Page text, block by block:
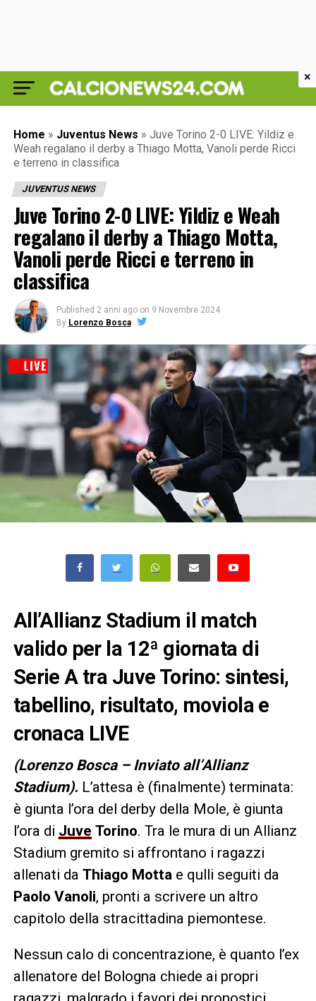
Home » Juventus News » Juve Torino 2-0 LIVE: Yildiz e
Weah regalano il derby a Thiago Motta, Vanoli perde Ricci
e terreno in classifica
JUVENTUS NEWS
Juve Torino 2-0 LIVE: Yildiz e Weah
regalano il derby a Thiago Motta,
Vanoli perde Ricci e terreno in
classifica
Published 2 anni ago on 9 Novembre 2024
By Lorenzo Bosca
All’Allianz Stadium il match
valido per la 12ª giornata di
Serie A tra Juve Torino: sintesi,
tabellino, risultato, moviola e
cronaca LIVE
(Lorenzo Bosca – Inviato all’Allianz
Stadium). L’attesa è (finalmente) terminata:
è giunta l’ora del derby della Mole, è giunta
l’ora di Juve Torino. Tra le mura di un Allianz
Stadium gremito si affrontano i ragazzi
allenati da Thiago Motta e qulli seguiti da
Paolo Vanoli, pronti a scrivere un altro
capitolo della stracittadina piemontese.
Nessun calo di concentrazione, è quanto l’ex
allenatore del Bologna chiede ai propri
×